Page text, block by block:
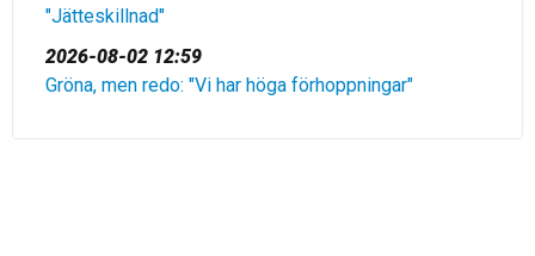
"Jätteskillnad"
2026-08-02 12:59
Gröna, men redo: "Vi har höga förhoppningar"